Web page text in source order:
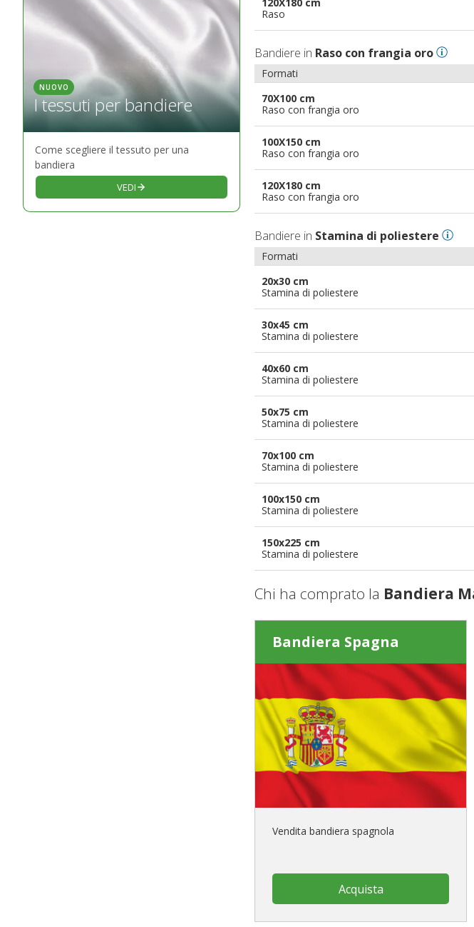
NUOVO
I tessuti per bandiere
Come scegliere il tessuto per una
bandiera
VEDI
Raso
Bandiere in Raso con frangia oro
Formati
70X100 cm
Raso con frangia oro
100X150 cm
Raso con frangia oro
120X180 cm
Raso con frangia oro
Bandiere in Stamina di poliestere
Formati
20x30 cm
Stamina di poliestere
30x45 cm
Stamina di poliestere
40x60 cm
Stamina di poliestere
50x75 cm
Stamina di poliestere
70x100 cm
Stamina di poliestere
100x150 cm
Stamina di poliestere
150x225 cm
Stamina di poliestere
Chi ha comprato la Bandiera
Bandiera Spagna
Vendita bandiera spagnola
Acquista